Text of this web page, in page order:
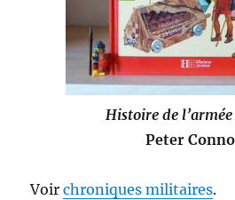
Histoire de
Peter
Voirchroniques militaires.